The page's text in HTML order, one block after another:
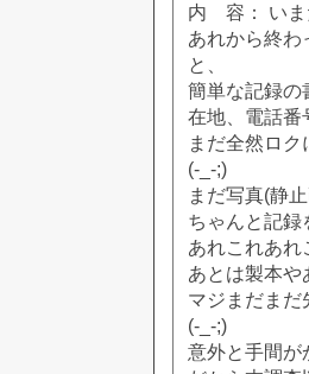
内 容： いま
あれから終
と、
簡単な記録の
在地、電話番
まだ全然ロ
(-_-;)
まだ写真(静
ちゃんと記
あれこれあれ
あとは製本や
マジまだまだ
(-_-;)
意外と手間が